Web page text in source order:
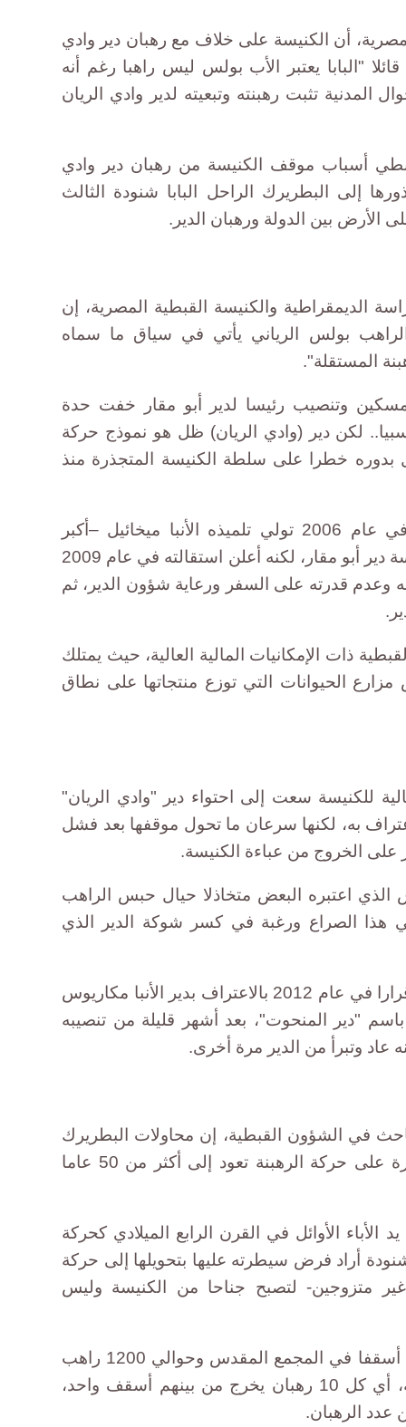
أن الكنيسة على خلاف مع رهبان دير وادي
"البابا يعتبر الأب بولس ليس راهبا رغم أنه
المدنية تثبت رهبنته وتبعيته لدير وادي الريان
أسباب موقف الكنيسة من رهبان دير وادي
إلى البطريرك الراحل البابا شنودة الثالث
الأرض بين الدولة ورهبان الدير.
الديمقراطية والكنيسة القبطية المصرية، إن
بولس الرياني يأتي في سياق ما سماه
المستقلة".
وتنصيب رئيسا لدير أبو مقار خفت حدة
لكن دير (وادي الريان) ظل هو نموذج حركة
بدوره خطرا على سلطة الكنيسة المتجذرة منذ
وعقب وفاة الأب متى المسكين في عام 2006 تولي تلميذه الأنبا ميخائيل –أكبر
الأساقفة والمطارنة سنا آنذاك- رئاسة دير أبو مقار، لكنه أعلن استقالته في عام 2009
وعدم قدرته على السفر ورعاية شؤون الدير، ثم
ذات الإمكانيات المالية العالية، حيث يمتلك
مزارع الحيوانات التي توزع منتجاتها على نطاق
للكنيسة سعت إلى احتواء دير "وادي الريان"
به، لكنها سرعان ما تحول موقفها بعد فشل
على الخروج من عباءة الكنيسة.
الذي اعتبره البعض متخاذلا حيال حبس الراهب
الصراع ورغبة في كسر شوكة الدير الذي
وكان البابا تواضروس الثاني أصدر قرارا في عام 2012 بالاعتراف بدير الأنبا مكاريوس
"دير المنحوت"، بعد أشهر قليلة من تنصيبه
عاد وتبرأ من الدير مرة أخرى.
في الشؤون القبطية، إن محاولات البطريرك
الراحل البابا شنودة الثالث السيطرة على حركة الرهبنة تعود إلى أكثر من 50 عاما
الأوائل في القرن الرابع الميلادي كحركة
أراد فرض سيطرته عليها بتحويلها إلى حركة
متزوجين- لتصبح جناحا من الكنيسة وليس
ويدلل شفيق على قوله بوجود 120 أسقفا في المجمع المقدس وحوالي 1200 راهب
في الأديرة على مستوى الجمهورية، أي كل 10 رهبان يخرج من بينهم أسقف واحد،